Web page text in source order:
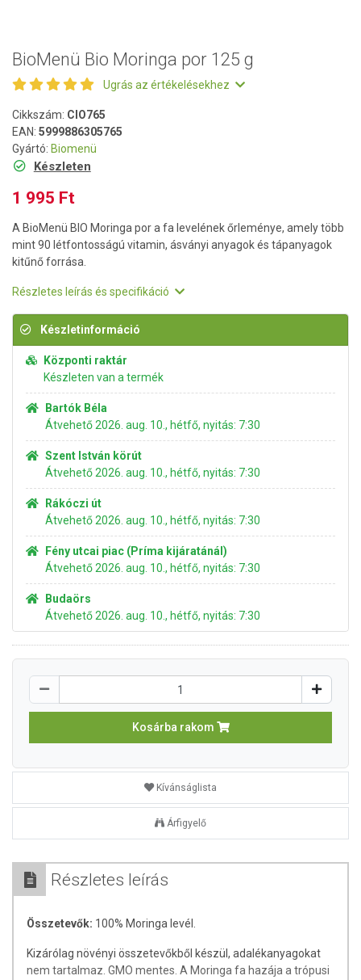
BioMenü Bio Moringa por 125 g
Ugrás az értékelésekhez
Cikkszám: CIO765
EAN: 5999886305765
Gyártó: Biomenü
Készleten
1 995 Ft
A BioMenü BIO Moringa por a fa levelének őrleménye, amely több
mint 90 létfontosságú vitamin, ásványi anyagok és tápanyagok
kitűnő forrása.
Részletes leírás és specifikáció
Készletinformáció
Központi raktár
Készleten van a termék
Bartók Béla
Átvehető 2026. aug. 10., hétfő, nyitás: 7:30
Szent István körút
Átvehető 2026. aug. 10., hétfő, nyitás: 7:30
Rákóczi út
Átvehető 2026. aug. 10., hétfő, nyitás: 7:30
Fény utcai piac (Príma kijáratánál)
Átvehető 2026. aug. 10., hétfő, nyitás: 7:30
Budaörs
Átvehető 2026. aug. 10., hétfő, nyitás: 7:30
Kosárba rakom
Kívánságlista
Árfigyelő
Részletes leírás
Összetevők: 100% Moringa levél.
Kizárólag növényi összetevőkből készül, adalékanyagokat
nem tartalmaz. GMO mentes. A Moringa fa hazája a trópusi